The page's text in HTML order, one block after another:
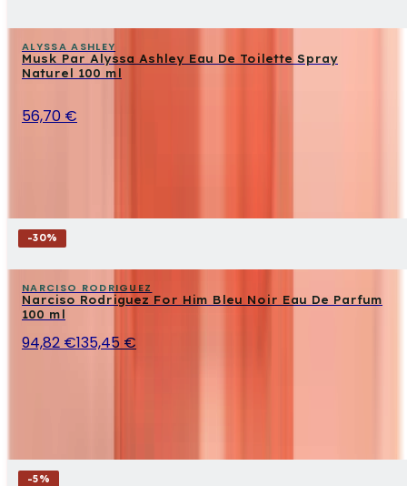
ALYSSA ASHLEY
Musk Par Alyssa Ashley Eau De Toilette Spray
Naturel 100 ml
56,70 €
-30%
NARCISO RODRIGUEZ
Narciso Rodriguez For Him Bleu Noir Eau De Parfum
100 ml
94,82 €135,45 €
-5%